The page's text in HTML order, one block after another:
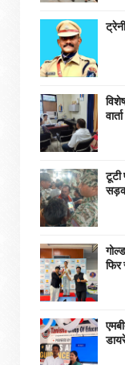
वार्ता
टूटी
सड़क
फिर